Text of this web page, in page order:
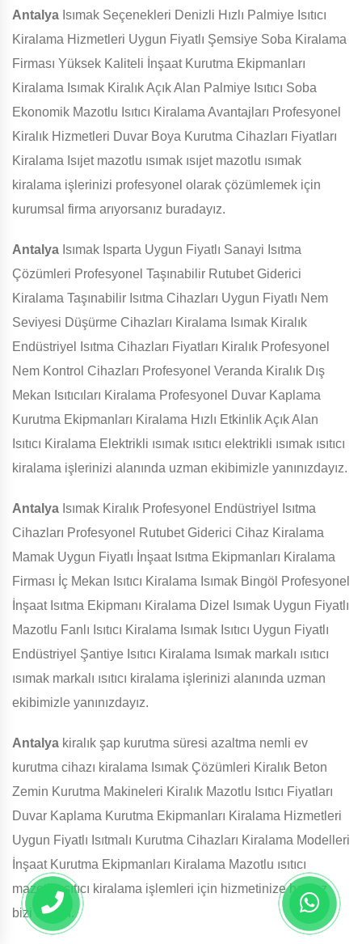
Antalya Isımak Seçenekleri Denizli Hızlı Palmiye Isıtıcı
Kiralama Hizmetleri Uygun Fiyatlı Şemsiye Soba Kiralama
Firması Yüksek Kaliteli İnşaat Kurutma Ekipmanları
Kiralama Isımak Kiralık Açık Alan Palmiye Isıtıcı Soba
Ekonomik Mazotlu Isıtıcı Kiralama Avantajları Profesyonel
Kiralık Hizmetleri Duvar Boya Kurutma Cihazları Fiyatları
Kiralama Isıjet mazotlu ısımak ısıjet mazotlu ısımak
kiralama işlerinizi profesyonel olarak çözümlemek için
kurumsal firma arıyorsanız buradayız.
Antalya Isımak Isparta Uygun Fiyatlı Sanayi Isıtma
Çözümleri Profesyonel Taşınabilir Rutubet Giderici
Kiralama Taşınabilir Isıtma Cihazları Uygun Fiyatlı Nem
Seviyesi Düşürme Cihazları Kiralama Isımak Kiralık
Endüstriyel Isıtma Cihazları Fiyatları Kiralık Profesyonel
Nem Kontrol Cihazları Profesyonel Veranda Kiralık Dış
Mekan Isıtıcıları Kiralama Profesyonel Duvar Kaplama
Kurutma Ekipmanları Kiralama Hızlı Etkinlik Açık Alan
Isıtıcı Kiralama Elektrikli ısımak ısıtıcı elektrikli ısımak ısıtıcı
kiralama işlerinizi alanında uzman ekibimizle yanınızdayız.
Antalya Isımak Kiralık Profesyonel Endüstriyel Isıtma
Cihazları Profesyonel Rutubet Giderici Cihaz Kiralama
Mamak Uygun Fiyatlı İnşaat Isıtma Ekipmanları Kiralama
Firması İç Mekan Isıtıcı Kiralama Isımak Bingöl Profesyonel
İnşaat Isıtma Ekipmanı Kiralama Dizel Isımak Uygun Fiyatlı
Mazotlu Fanlı Isıtıcı Kiralama Isımak Isıtıcı Uygun Fiyatlı
Endüstriyel Şantiye Isıtıcı Kiralama Isımak markalı ısıtıcı
ısımak markalı ısıtıcı kiralama işlerinizi alanında uzman
ekibimizle yanınızdayız.
Antalya kiralık şap kurutma süresi azaltma nemli ev
kurutma cihazı kiralama Isımak Çözümleri Kiralık Beton
Zemin Kurutma Makineleri Kiralık Mazotlu Isıtıcı Fiyatları
Duvar Kaplama Kurutma Ekipmanları Kiralama Hizmetleri
Uygun Fiyatlı Isıtmalı Kurutma Cihazları Kiralama Modelleri
İnşaat Kurutma Ekipmanları Kiralama Mazotlu ısıtıcı
mazotlu ısıtıcı kiralama işlemleri için hizmetinize hazırız
bizi arayın.